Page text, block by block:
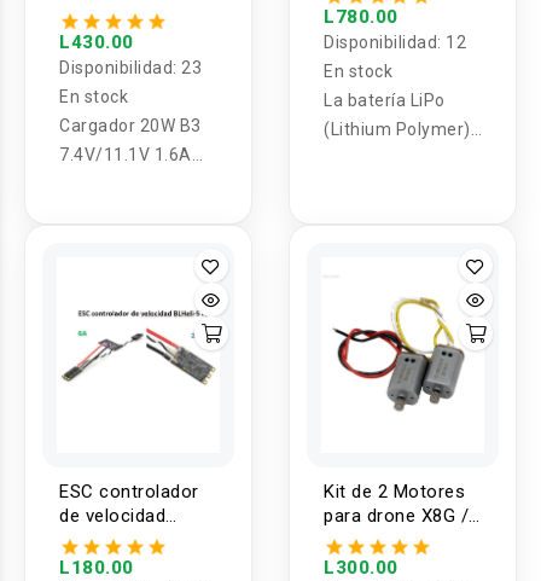
7.4V/11.1V B3
20W COMcharger
L430.00
Disponibilidad: 23
En stock
Cargador 20W B3
7.4V/11.1V 1.6A
L780.00
Disponibilidad: 12
En stock
La batería LiPo
(Lithium Polymer)
confiabilidad para
dispositivos de
radiocontrol (RC)
como drones,
autos, barcos y
ESC controlador
de velocidad
BLHeli-S FPV ESC
6A - 20A
L180.00
Kit de 2 Motores
para drone X8G /
X8C / X8W / X8HG
L300.00